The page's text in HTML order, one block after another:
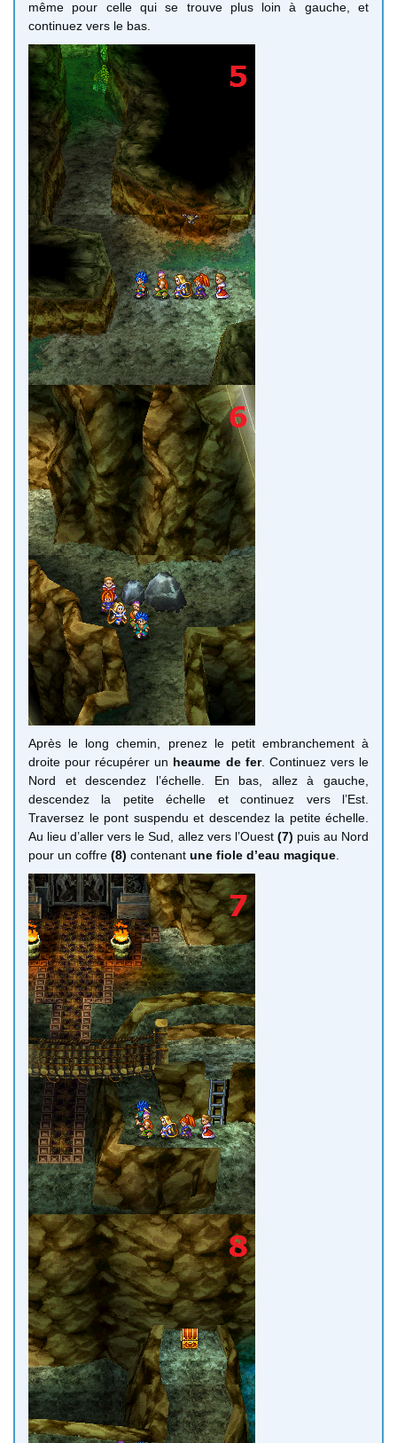
même pour celle qui se trouve plus loin à gauche, et
continuez vers le bas.
Après le long chemin, prenez le petit embranchement à
droite pour récupérer un heaume de fer. Continuez vers le
Nord et descendez l’échelle. En bas, allez à gauche,
descendez la petite échelle et continuez vers l’Est.
Traversez le pont suspendu et descendez la petite échelle.
Au lieu d’aller vers le Sud, allez vers l’Ouest(7) puis au Nord
pour un coffre (8) contenant une fiole d’eau magique